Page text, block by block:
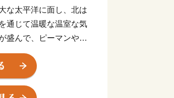
な太平洋に面し、北は
通じて温暖な温室な気
盛んで、ピーマンやナ
菜や村の伝統技術であ
どが有名である。